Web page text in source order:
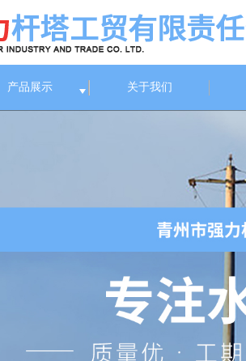
产品展示 关于我们